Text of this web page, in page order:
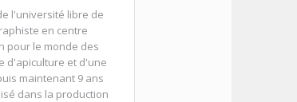
l'université libre de
en centre
pour le monde des
d'apiculture et d'une
maintenant 9 ans
dans la production